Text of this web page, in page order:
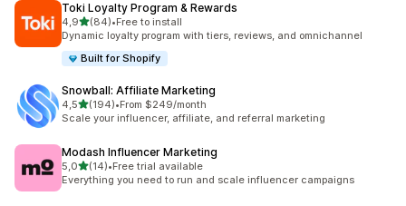
Toki Loyalty Program & Rewards
4,95 yıldız üzerinden
(84)
toplam 84 değerlendirme
•Free to install
Dynamic loyalty program with tiers, reviews, and omnichannel
Built for Shopify
Snowball: Affiliate Marketing
4,55 yıldız üzerinden
(194)
toplam 194 değerlendirme
•From $249/month
Scale your influencer, affiliate, and referral marketing
Modash Influencer Marketing
5,05 yıldız üzerinden
(14)
toplam 14 değerlendirme
•Free trial available
Everything you need to run and scale influencer campaigns